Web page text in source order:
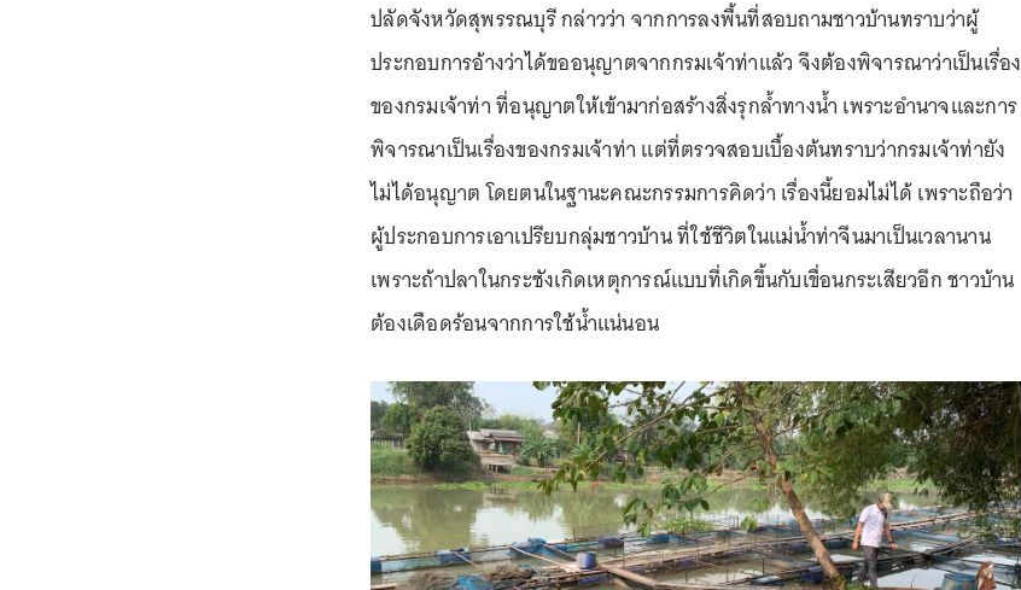
ปลัดจังหวัดสุพรรณบุรี กล่าวว่า จากการลงพื้นที่สอบถามชาวบ้านทราบว่าผู้
ประกอบการอ้างว่าได้ขออนุญาตจากกรมเจ้าท่าแล้ว จึงต้องพิจารณาว่าเป็นเรื่อง
ของกรมเจ้าท่า ที่อนุญาตให้เข้ามาก่อสร้างสิ่งรุกล้ำทางน้ำ เพราะอำนาจและการ
พิจารณาเป็นเรื่องของกรมเจ้าท่า แต่ที่ตรวจสอบเบื้องต้นทราบว่ากรมเจ้าท่ายัง
ไม่ได้อนุญาต โดยตนในฐานะคณะกรรมการคิดว่า เรื่องนี้ยอมไม่ได้ เพราะถือว่า
ผู้ประกอบการเอาเปรียบกลุ่มชาวบ้าน ที่ใช้ชีวิตในแม่น้ำท่าจีนมาเป็นเวลานาน
เพราะถ้าปลาในกระชังเกิดเหตุการณ์แบบที่เกิดขึ้นกับเขื่อนกระเสียวอีก ชาวบ้าน
ต้องเดือดร้อนจากการใช้น้ำแน่นอน